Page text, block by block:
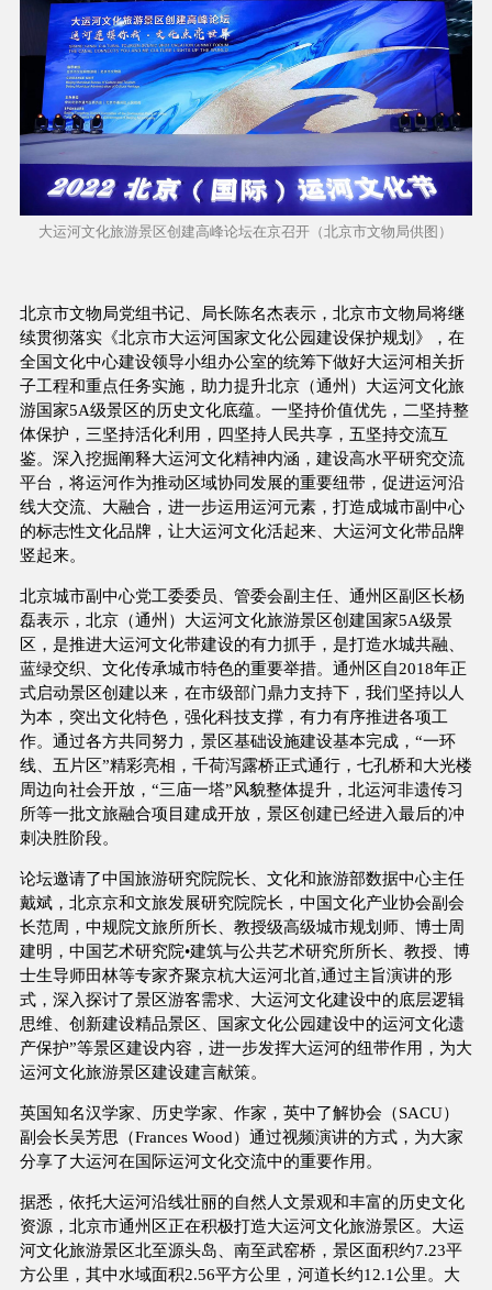
大运河文化旅游景区创建高峰论坛在京召开（北京市文物局供图）
北京市文物局党组书记、局长陈名杰表示，北京市文物局将继
续贯彻落实《北京市大运河国家文化公园建设保护规划》，在
全国文化中心建设领导小组办公室的统筹下做好大运河相关折
子工程和重点任务实施，助力提升北京（通州）大运河文化旅
游国家5A级景区的历史文化底蕴。一坚持价值优先，二坚持整
体保护，三坚持活化利用，四坚持人民共享，五坚持交流互
鉴。深入挖掘阐释大运河文化精神内涵，建设高水平研究交流
平台，将运河作为推动区域协同发展的重要纽带，促进运河沿
线大交流、大融合，进一步运用运河元素，打造成城市副中心
的标志性文化品牌，让大运河文化活起来、大运河文化带品牌
竖起来。
北京城市副中心党工委委员、管委会副主任、通州区副区长杨
磊表示，北京（通州）大运河文化旅游景区创建国家5A级景
区，是推进大运河文化带建设的有力抓手，是打造水城共融、
蓝绿交织、文化传承城市特色的重要举措。通州区自2018年正
式启动景区创建以来，在市级部门鼎力支持下，我们坚持以人
为本，突出文化特色，强化科技支撑，有力有序推进各项工
作。通过各方共同努力，景区基础设施建设基本完成，“一环
线、五片区”精彩亮相，千荷泻露桥正式通行，七孔桥和大光楼
周边向社会开放，“三庙一塔”风貌整体提升，北运河非遗传习
所等一批文旅融合项目建成开放，景区创建已经进入最后的冲
刺决胜阶段。
论坛邀请了中国旅游研究院院长、文化和旅游部数据中心主任
戴斌，北京京和文旅发展研究院院长，中国文化产业协会副会
长范周，中规院文旅所所长、教授级高级城市规划师、博士周
建明，中国艺术研究院•建筑与公共艺术研究所所长、教授、博
士生导师田林等专家齐聚京杭大运河北首,通过主旨演讲的形
式，深入探讨了景区游客需求、大运河文化建设中的底层逻辑
思维、创新建设精品景区、国家文化公园建设中的运河文化遗
产保护”等景区建设内容，进一步发挥大运河的纽带作用，为大
运河文化旅游景区建设建言献策。
英国知名汉学家、历史学家、作家，英中了解协会（SACU）
副会长吴芳思（Frances Wood）通过视频演讲的方式，为大家
分享了大运河在国际运河文化交流中的重要作用。
据悉，依托大运河沿线壮丽的自然人文景观和丰富的历史文化
资源，北京市通州区正在积极打造大运河文化旅游景区。大运
河文化旅游景区北至源头岛、南至武窑桥，景区面积约7.23平
方公里，其中水域面积2.56平方公里，河道长约12.1公里。大